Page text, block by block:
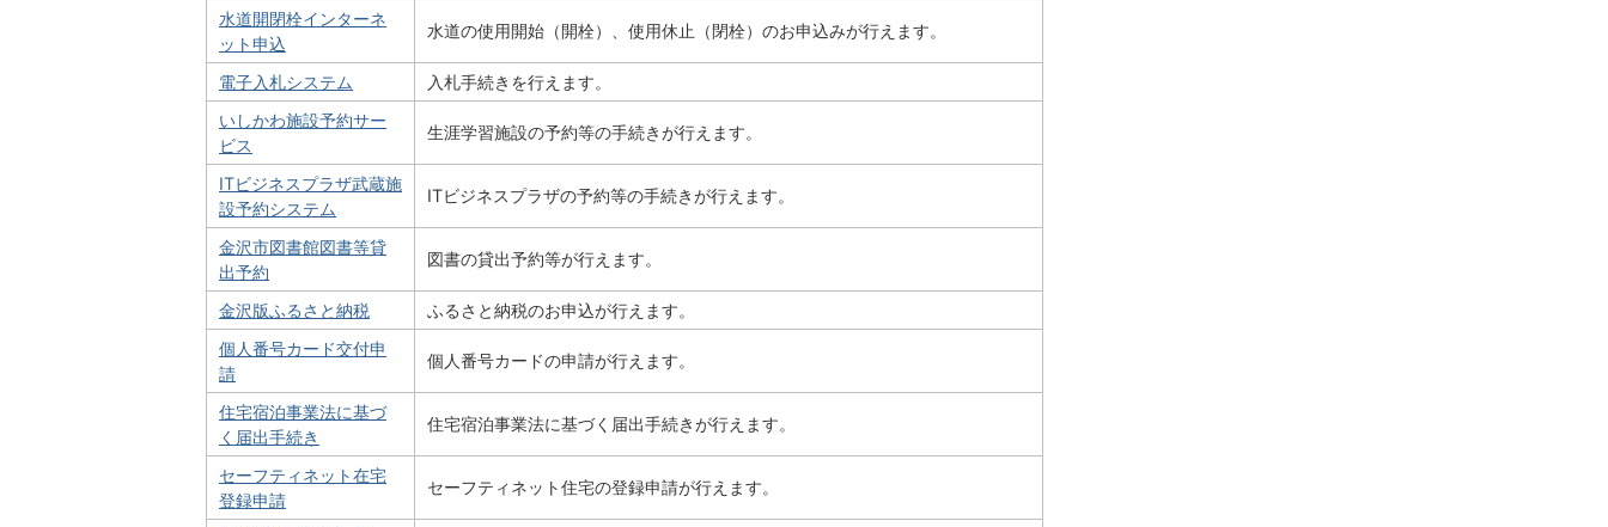
水道開閉栓インターネ
ット申込
水道の使用開始（開栓）、使用休止（閉栓）のお申込みが行えます。
電子入札システム
入札手続きを行えます。
いしかわ施設予約サー
ビス
生涯学習施設の予約等の手続きが行えます。
ITビジネスプラザ武蔵施
設予約システム
ITビジネスプラザの予約等の手続きが行えます。
金沢市図書館図書等貸
出予約
図書の貸出予約等が行えます。
金沢版ふるさと納税
ふるさと納税のお申込が行えます。
個人番号カード交付申
請
個人番号カードの申請が行えます。
住宅宿泊事業法に基づ
く届出手続き
住宅宿泊事業法に基づく届出手続きが行えます。
セーフティネット在宅
登録申請
セーフティネット住宅の登録申請が行えます。